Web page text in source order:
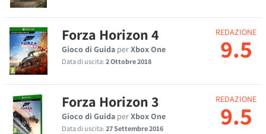
Forza Horizon 4
Gioco di Guida perXbox One
Data di uscita:2 Ottobre 2018
REDAZIONE
9.5
Forza Horizon 3
Gioco di Guida perXbox One
Data di uscita:27 Settembre 2016
REDAZIONE
9.5